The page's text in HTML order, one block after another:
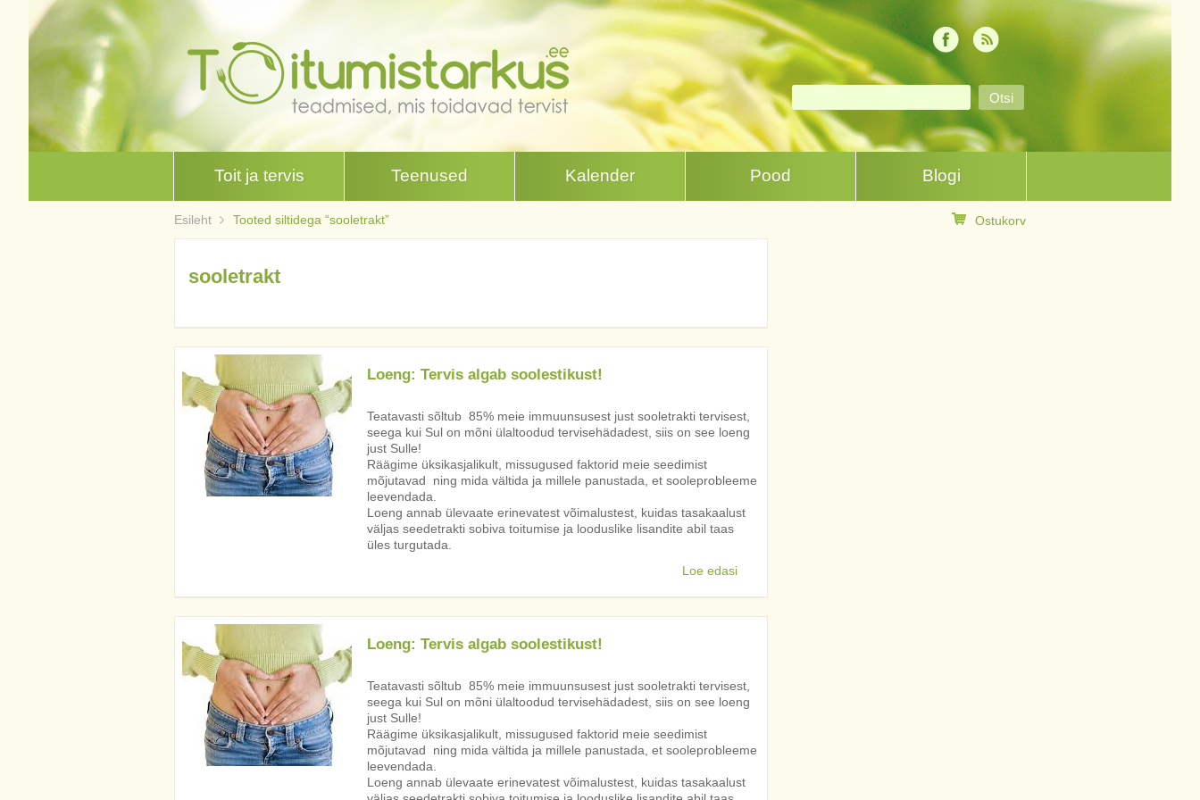
Toit ja tervis Teenused Kalender Pood Blogi
Esileht Tooted siltidega “sooletrakt” Ostukorv
sooletrakt
Loeng: Tervis algab soolestikust!
Teatavasti sõltub 85% meie immuunsusest just sooletrakti tervisest,
seega kui Sul on mõni ülaltoodud tervisehädadest, siis on see loeng
just Sulle!
Räägime üksikasjalikult, missugused faktorid meie seedimist
mõjutavad ning mida vältida ja millele panustada, et sooleprobleeme
leevendada.
Loeng annab ülevaate erinevatest võimalustest, kuidas tasakaalust
väljas seedetrakti sobiva toitumise ja looduslike lisandite abil taas
üles turgutada.
Loe edasi
Loeng: Tervis algab soolestikust!
Teatavasti sõltub 85% meie immuunsusest just sooletrakti tervisest,
seega kui Sul on mõni ülaltoodud tervisehädadest, siis on see loeng
just Sulle!
Räägime üksikasjalikult, missugused faktorid meie seedimist
mõjutavad ning mida vältida ja millele panustada, et sooleprobleeme
leevendada.
Loeng annab ülevaate erinevatest võimalustest, kuidas tasakaalust